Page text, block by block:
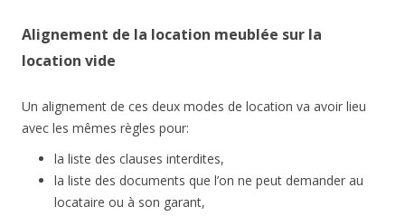
Alignement de la location meublée sur la
location vide
Un alignement de ces deux modes de location va avoir lieu
avec les mêmes règles pour:
la liste des clauses interdites,
la liste des documents que l’on ne peut demander au
locataire ou à son garant,